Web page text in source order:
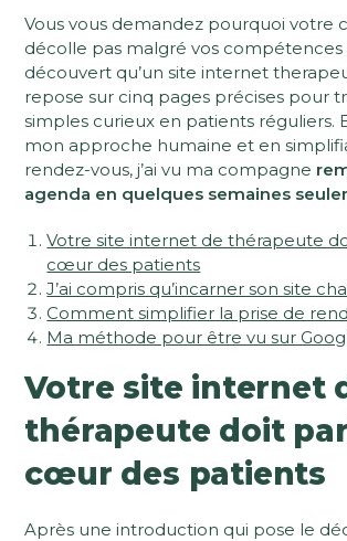
Vous vous demandez pourquoi votre
décolle pas malgré vos compétences
découvert qu’un site internet
repose sur cinq pages précises pour
simples curieux en patients réguliers.
mon approche humaine et en
rendez-vous, j’ai vu ma compagne
agenda en quelques semaines
Votre site internet de thérapeute
cœur des patients
J’ai compris qu’incarner son site
Comment simplifier la prise de
Ma méthode pour être vu sur
Votre site internet
thérapeute doit
cœur des patients
Après une introduction qui pose le